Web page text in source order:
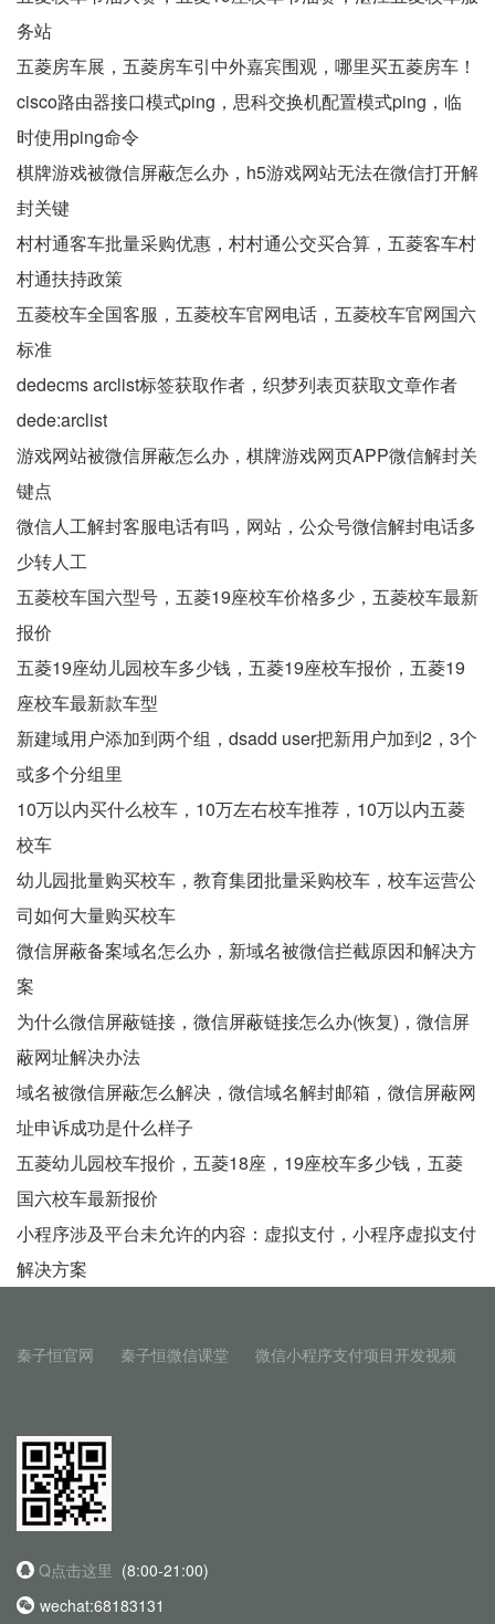
务站
五菱房车展，五菱房车引中外嘉宾围观，哪里买五菱房车！
cisco路由器接口模式ping，思科交换机配置模式ping，临
时使用ping命令
棋牌游戏被微信屏蔽怎么办，h5游戏网站无法在微信打开解
封关键
村村通客车批量采购优惠，村村通公交买合算，五菱客车村
村通扶持政策
五菱校车全国客服，五菱校车官网电话，五菱校车官网国六
标准
dedecms arclist标签获取作者，织梦列表页获取文章作者
dede:arclist
游戏网站被微信屏蔽怎么办，棋牌游戏网页APP微信解封关
键点
微信人工解封客服电话有吗，网站，公众号微信解封电话多
少转人工
五菱校车国六型号，五菱19座校车价格多少，五菱校车最新
报价
五菱19座幼儿园校车多少钱，五菱19座校车报价，五菱19
座校车最新款车型
新建域用户添加到两个组，dsadd user把新用户加到2，3个
或多个分组里
10万以内买什么校车，10万左右校车推荐，10万以内五菱
校车
幼儿园批量购买校车，教育集团批量采购校车，校车运营公
司如何大量购买校车
微信屏蔽备案域名怎么办，新域名被微信拦截原因和解决方
案
为什么微信屏蔽链接，微信屏蔽链接怎么办(恢复)，微信屏
蔽网址解决办法
域名被微信屏蔽怎么解决，微信域名解封邮箱，微信屏蔽网
址申诉成功是什么样子
五菱幼儿园校车报价，五菱18座，19座校车多少钱，五菱
国六校车最新报价
小程序涉及平台未允许的内容：虚拟支付，小程序虚拟支付
解决方案
秦子恒官网 秦子恒微信课堂 微信小程序支付项目开发视频
Q点击这里 (8:00-21:00)
wechat:68183131